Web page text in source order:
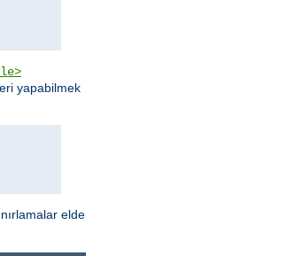
yapabilmek
elde